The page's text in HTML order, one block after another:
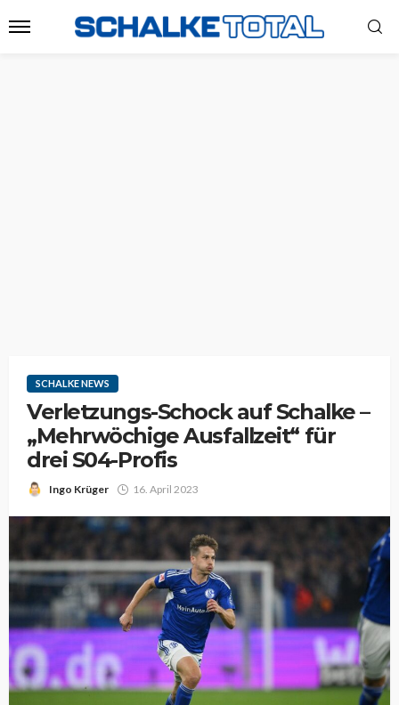
SCHALKE NEWS
Verletzungs-Schock auf Schalke –
„Mehrwöchige Ausfallzeit“ für
drei S04-Profis
Ingo Krüger 16. April 2023